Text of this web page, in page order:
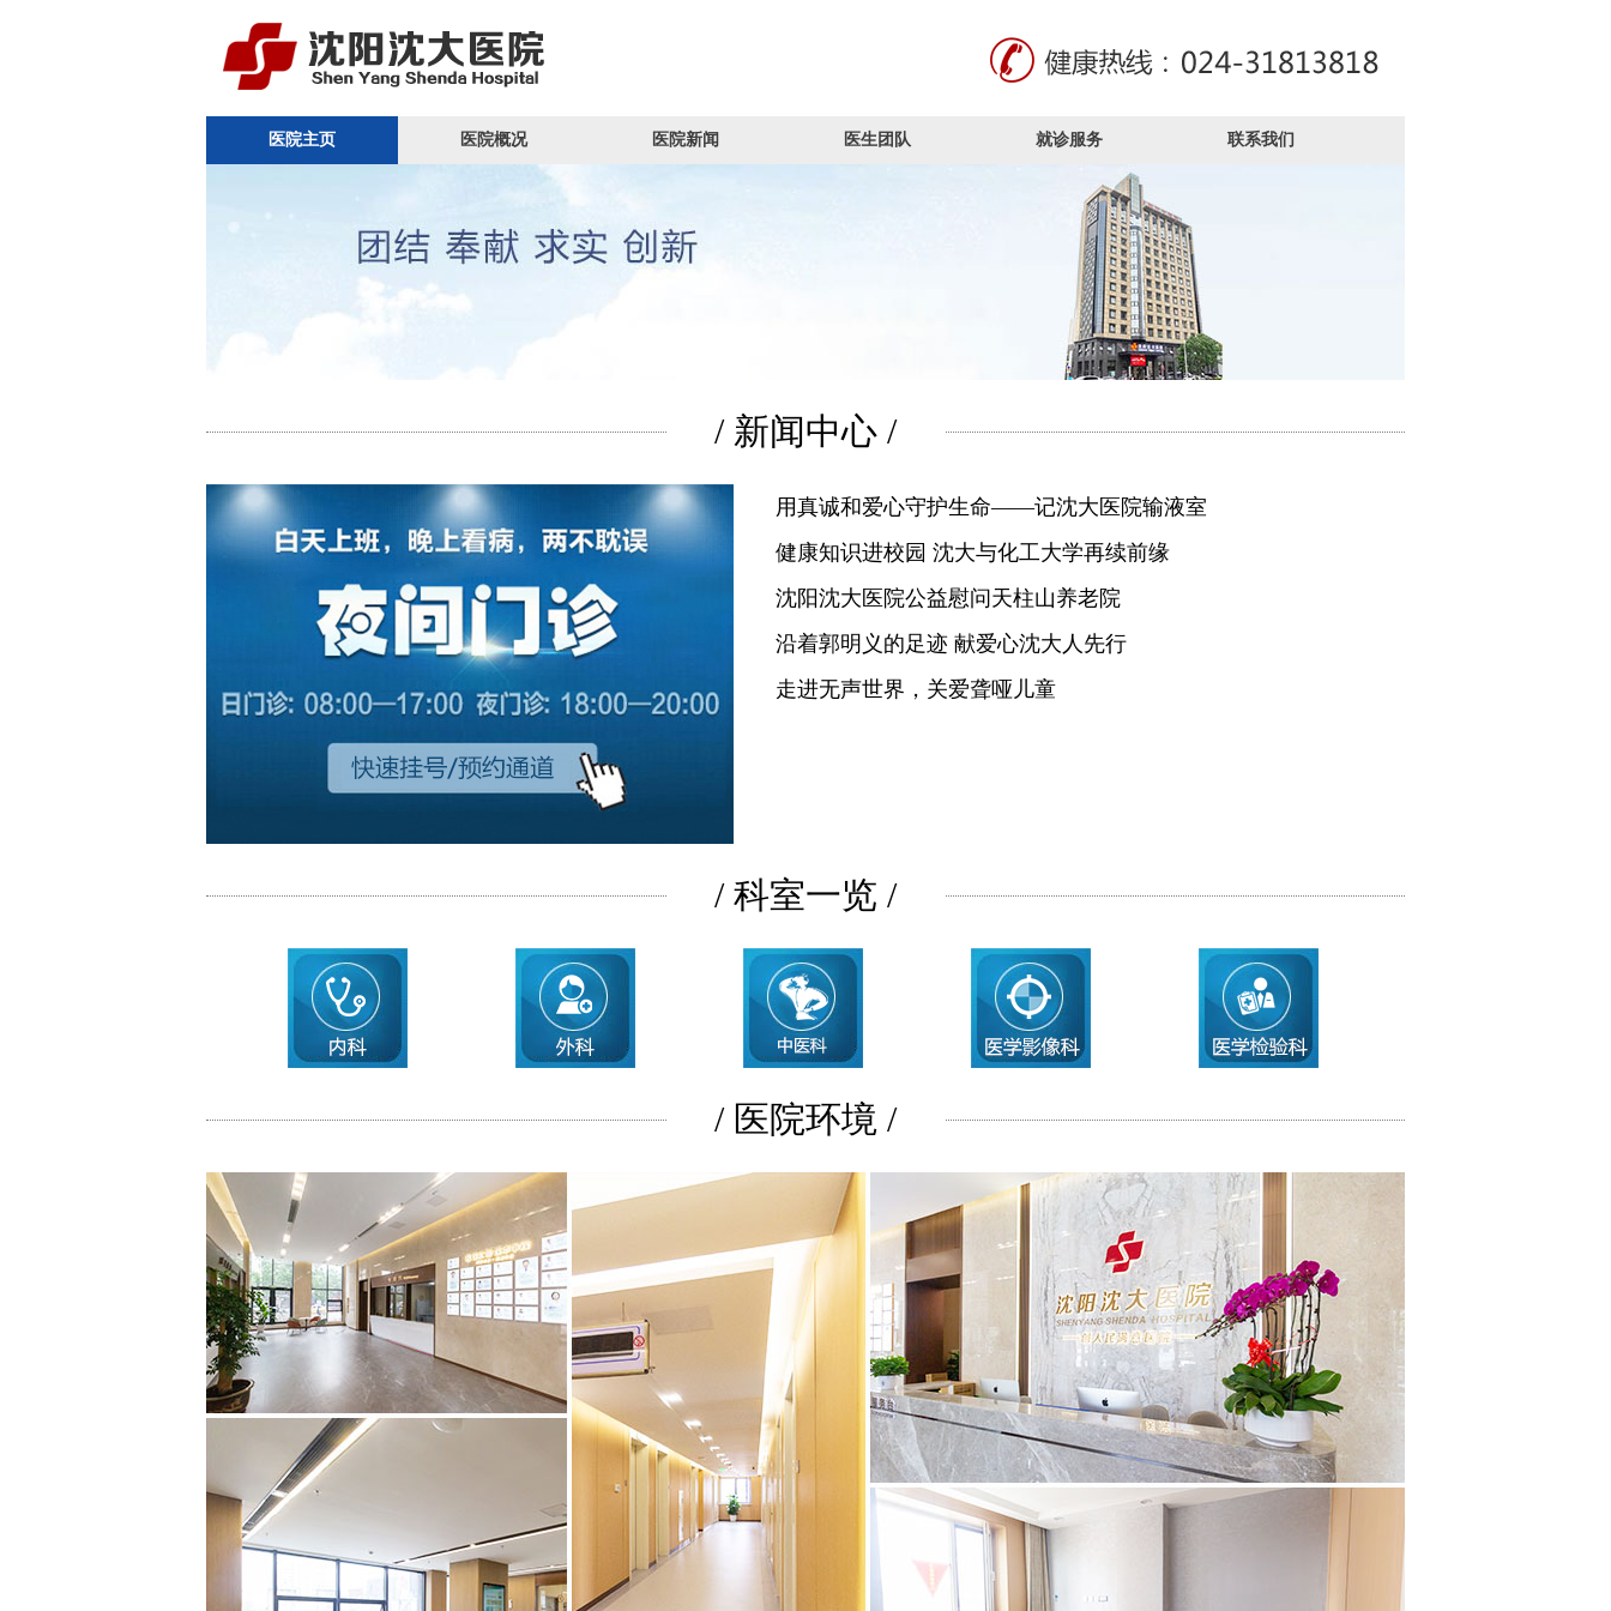
医院主页 医院概况 医院新闻 医生团队 就诊服务 联系我们
/ 新闻中心 /
用真诚和爱心守护生命——记沈大医院输液室
健康知识进校园 沈大与化工大学再续前缘
沈阳沈大医院公益慰问天柱山养老院
沿着郭明义的足迹 献爱心沈大人先行
走进无声世界，关爱聋哑儿童
/ 科室一览 /
/ 医院环境 /